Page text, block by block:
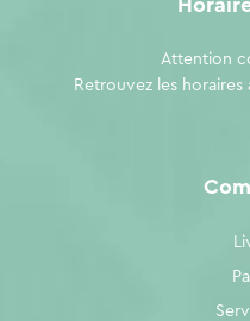
Attention
Retrouvez les